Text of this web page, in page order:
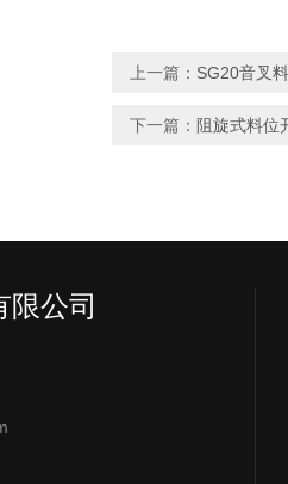
上一篇： SG20音叉
下一篇： 阻旋式料位
限公司